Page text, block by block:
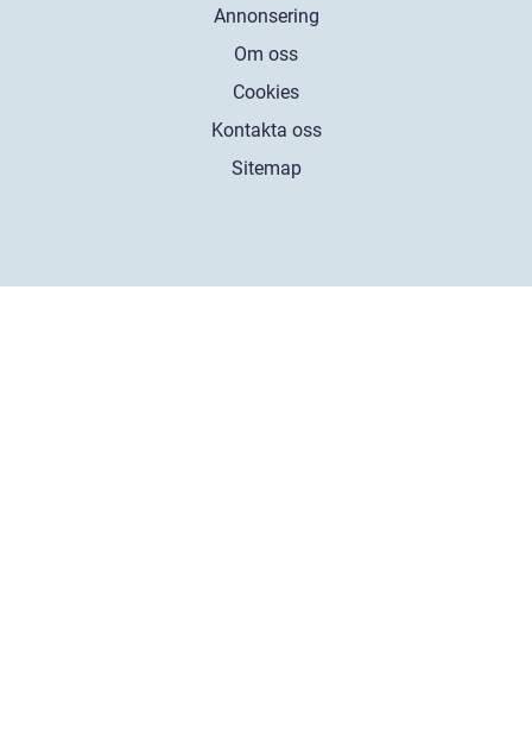
Annonsering
Om oss
Cookies
Kontakta oss
Sitemap